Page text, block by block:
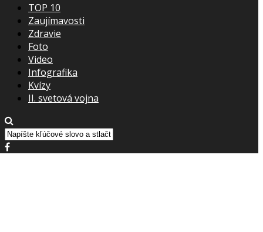
TOP 10
Zaujímavosti
Zdravie
Foto
Video
Infografika
Kvízy
II. svetová vojna